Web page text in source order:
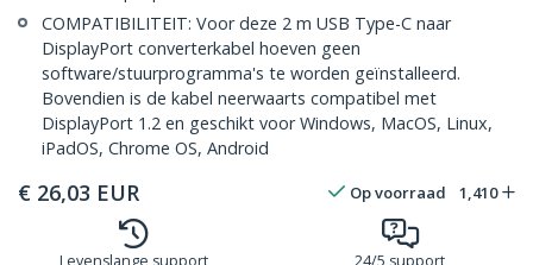
COMPATIBILITEIT: Voor deze 2 m USB Type-C naar
DisplayPort converterkabel hoeven geen
software/stuurprogramma's te worden geïnstalleerd.
Bovendien is de kabel neerwaarts compatibel met
DisplayPort 1.2 en geschikt voor Windows, MacOS, Linux,
iPadOS, Chrome OS, Android
€ 26,03 EUR Op voorraad 1,410
Levenslange support 24/5 support